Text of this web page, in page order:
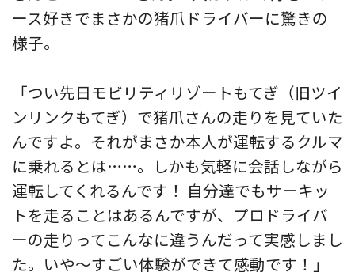
ース好きでまさかの猪爪ドライバーに驚きの
様子。
「つい先日モビリティリゾートもてぎ（旧ツイ
ンリンクもてぎ）で猪爪さんの走りを見ていた
んですよ。それがまさか本人が運転するクルマ
に乗れるとは……。しかも気軽に会話しながら
運転してくれるんです！ 自分達でもサーキッ
トを走ることはあるんですが、プロドライバ
ーの走りってこんなに違うんだって実感しまし
た。いや〜すごい体験ができて感動です！」